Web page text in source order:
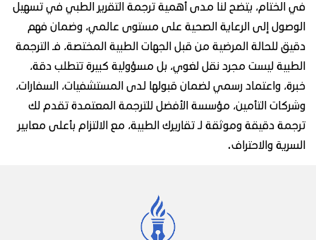
الختام، يتضح لنا مدى أهمية ترجمة التقرير الطبي في تسهيل
إلى الرعاية الصحية على مستوى عالمي، وضمان فهم
للحالة المرضية من قبل الجهات الطبية المختصة، فـ الترجمة
ليست مجرد نقل لغوي، بل مسؤولية كبيرة تتطلب دقة،
واعتماد رسمي لضمان قبولها لدى المستشفيات، السفارات،
التأمين، مؤسسة الأفضل للترجمة المعتمدة تقدم لك
دقيقة وموثقة لـ تقاريرك الطبية، مع الالتزام بأعلى معايير
والاحتراف.